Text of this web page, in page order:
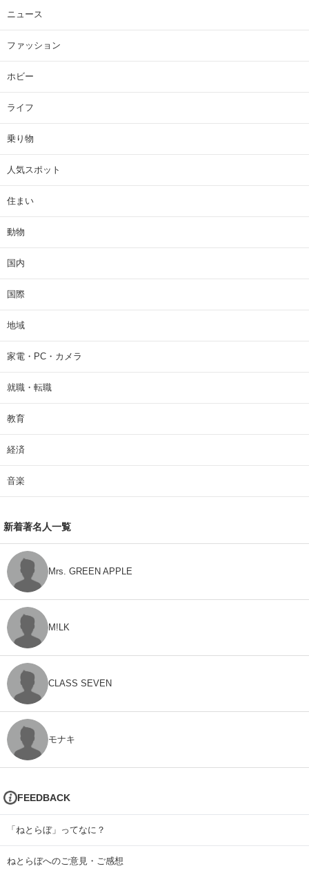
ニュース
ファッション
ホビー
ライフ
乗り物
人気スポット
住まい
動物
国内
国際
地域
家電・PC・カメラ
就職・転職
教育
経済
音楽
新着著名人一覧
Mrs. GREEN APPLE
M!LK
CLASS SEVEN
モナキ
FEEDBACK
「ねとらぼ」ってなに？
ねとらぼへのご意見・ご感想